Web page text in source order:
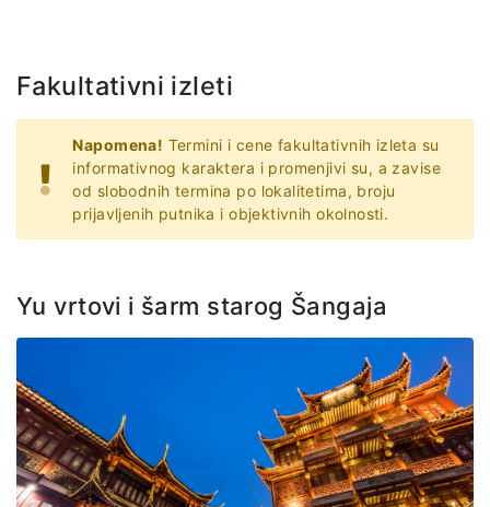
Fakultativni izleti
Napomena! Termini i cene fakultativnih izleta su
informativnog karaktera i promenjivi su, a zavise
od slobodnih termina po lokalitetima, broju
prijavljenih putnika i objektivnih okolnosti.
Yu vrtovi i šarm starog Šangaja